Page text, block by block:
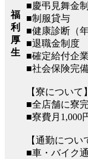
福
利
厚
生
■慶弔見舞金
■制服貸与
■健康診断（年
■退職金制度
■確定給付企
■社会保険完
【寮について】
■全店舗に寮
■寮費月1,000
【通勤につい
■車・バイク